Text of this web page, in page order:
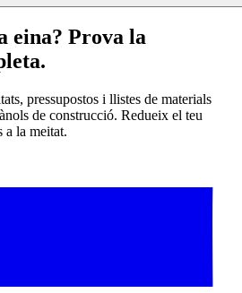
eina? Prova la
pressupostos i llistes de materials
de construcció. Redueix el teu
a la meitat.